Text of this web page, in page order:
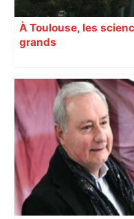
À Toulouse, les
grands